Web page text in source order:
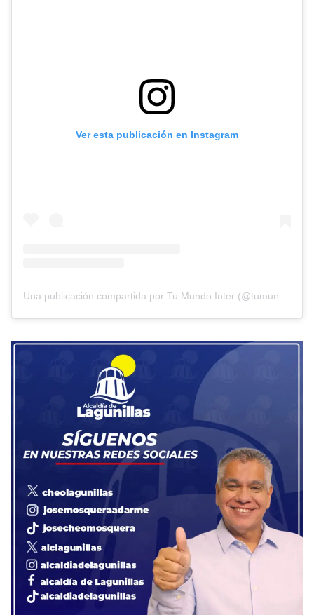
Ver esta publicación en Instagram
Una publicación compartida por Tu Mundo Inter (@tumundointer)